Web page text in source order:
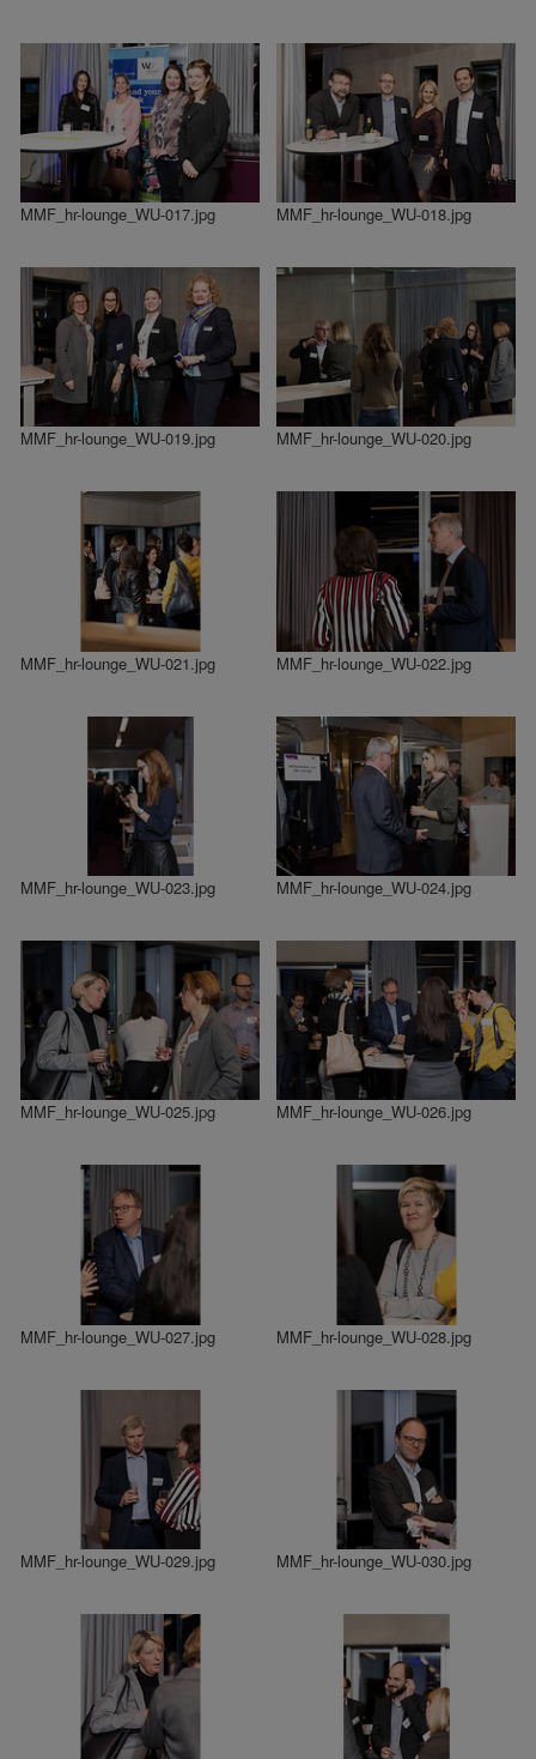
MMF_hr-lounge_WU-017.jpg MMF_hr-lounge_WU-018.jpg
MMF_hr-lounge_WU-019.jpg MMF_hr-lounge_WU-020.jpg
MMF_hr-lounge_WU-021.jpg MMF_hr-lounge_WU-022.jpg
MMF_hr-lounge_WU-023.jpg MMF_hr-lounge_WU-024.jpg
MMF_hr-lounge_WU-025.jpg MMF_hr-lounge_WU-026.jpg
MMF_hr-lounge_WU-027.jpg MMF_hr-lounge_WU-028.jpg
MMF_hr-lounge_WU-029.jpg MMF_hr-lounge_WU-030.jpg